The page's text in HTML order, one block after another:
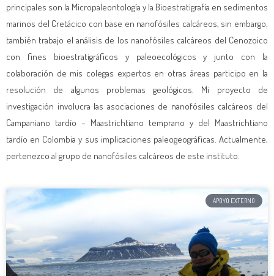
principales son la Micropaleontología y la Bioestratigrafía en sedimentos
marinos del Cretácico con base en nanofósiles calcáreos, sin embargo,
también trabajo el análisis de los nanofósiles calcáreos del Cenozoico
con fines bioestratigráficos y paleoecológicos y junto con la
colaboración de mis colegas expertos en otras áreas participo en la
resolución de algunos problemas geológicos. Mi proyecto de
investigación involucra las asociaciones de nanofósiles calcáreos del
Campaniano tardío – Maastrichtiano temprano y del Maastrichtiano
tardío en Colombia y sus implicaciones paleogeográficas. Actualmente,
pertenezco al grupo de nanofósiles calcáreos de este instituto.
APOYO EXTERNO